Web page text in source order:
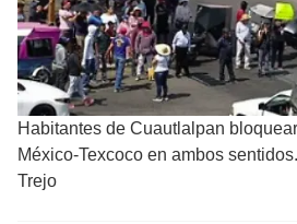
Habitantes de Cuautlalpan
México-Texcoco en ambos sentidos.
Trejo